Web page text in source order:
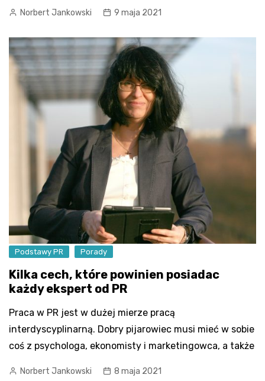
Norbert Jankowski 9 maja 2021
Podstawy PR Porady
Kilka cech, które powinien posiadac
każdy ekspert od PR
Praca w PR jest w dużej mierze pracą
interdyscyplinarną. Dobry pijarowiec musi mieć w sobie
coś z psychologa, ekonomisty i marketingowca, a także
Norbert Jankowski 8 maja 2021